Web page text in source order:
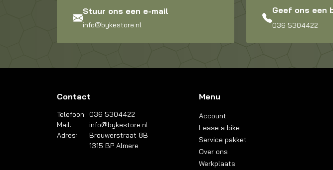
Stuur ons een e-mail
info@bykestore.nl
Geef ons een
036 5304422
Contact
Telefoon: 036 5304422
Mail:
info@bykestore.nl
Adres:
Brouwerstraat 8B
1315 BP Almere
Menu
Account
Lease a bike
Service pakket
Over ons
Werkplaats